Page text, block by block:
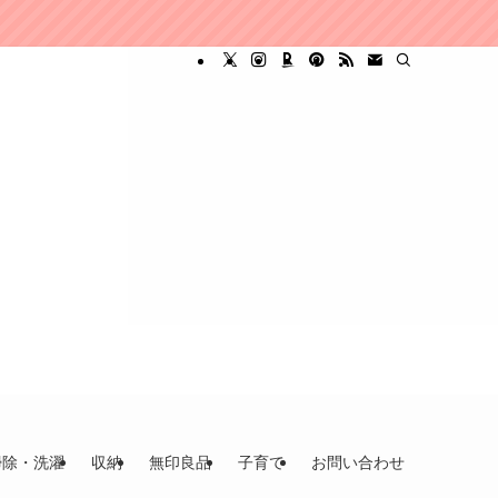
・洗濯 収納 無印良品 子育て お問い合わせ